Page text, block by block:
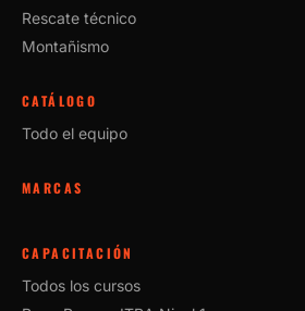
Rescate técnico
Montañismo
CATÁLOGO
Todo el equipo
MARCAS
CAPACITACIÓN
Todos los cursos